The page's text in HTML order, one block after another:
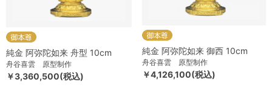
純金 阿弥陀如来 舟型 10cm
舟谷喜雲 原型制作
￥3,360,500(税込)
純金 阿弥陀如来 御西 10cm
舟谷喜雲 原型制作
￥4,126,100(税込)